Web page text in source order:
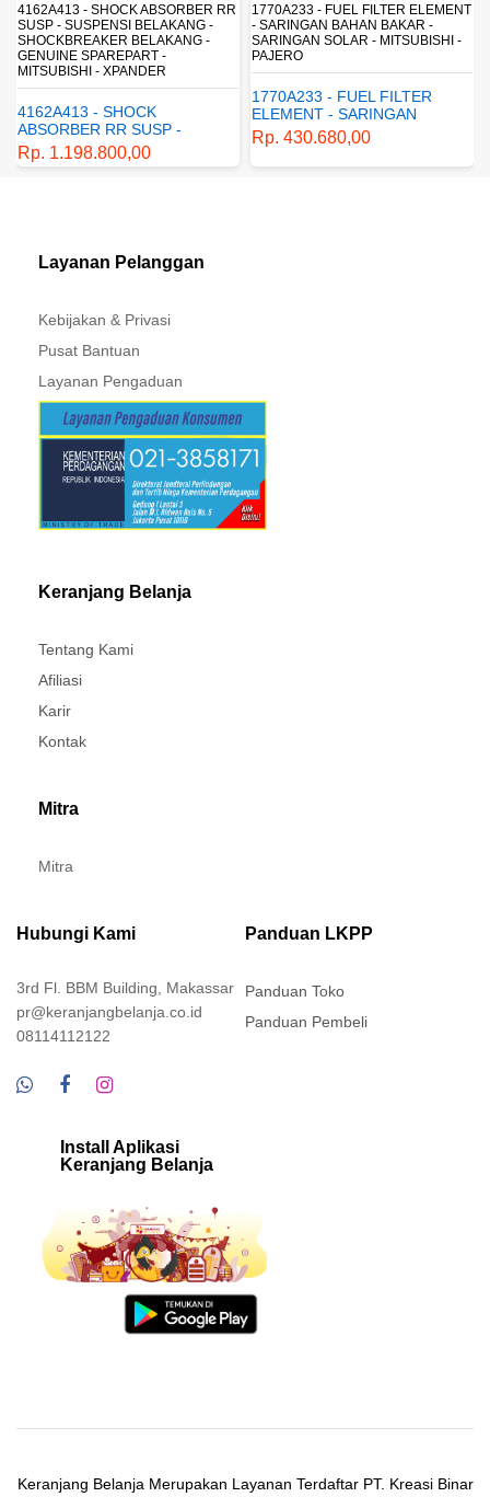
4162A413 - SHOCK ABSORBER RR
SUSP - SUSPENSI BELAKANG -
SHOCKBREAKER BELAKANG -
GENUINE SPAREPART -
MITSUBISHI - XPANDER
4162A413 - SHOCK
ABSORBER RR SUSP -
SUSPENSI BELAKANG -
SHOCKBREAKER BELAKANG
Rp. 1.198.800,00
1770A233 - FUEL FILTER ELEMENT
- SARINGAN BAHAN BAKAR -
SARINGAN SOLAR - MITSUBISHI -
PAJERO
1770A233 - FUEL FILTER
ELEMENT - SARINGAN
BAHAN BAKAR - SARINGAN
SOLAR - MITSUBISHI -
PAJERO
Rp. 430.680,00
Layanan Pelanggan
Kebijakan & Privasi
Pusat Bantuan
Layanan Pengaduan
Keranjang Belanja
Tentang Kami
Afiliasi
Karir
Kontak
Mitra
Mitra
Hubungi Kami
3rd Fl. BBM Building, Makassar
pr@keranjangbelanja.co.id
08114112122
Panduan LKPP
Panduan Toko
Panduan Pembeli
Install Aplikasi
Keranjang Belanja
Keranjang Belanja Merupakan Layanan Terdaftar PT. Kreasi Binar